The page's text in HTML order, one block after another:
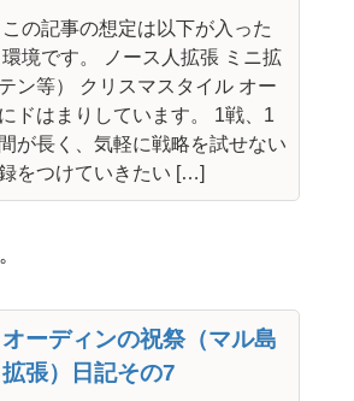
この記事の想定は以下が入った
環境です。 ノース人拡張 ミニ拡
ン等） クリスマスタイル オー
ドはまりしています。 1戦、1
が長く、気軽に戦略を試せない
をつけていきたい […]
オーディンの祝祭（マル島
拡張）日記その7